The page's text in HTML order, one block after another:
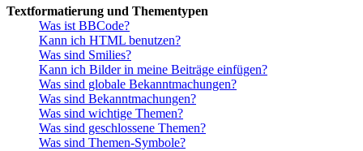
Textformatierung und Thementypen
Was ist BBCode?
Kann ich HTML benutzen?
Was sind Smilies?
Kann ich Bilder in meine Beiträge einfügen?
Was sind globale Bekanntmachungen?
Was sind Bekanntmachungen?
Was sind wichtige Themen?
Was sind geschlossene Themen?
Was sind Themen-Symbole?